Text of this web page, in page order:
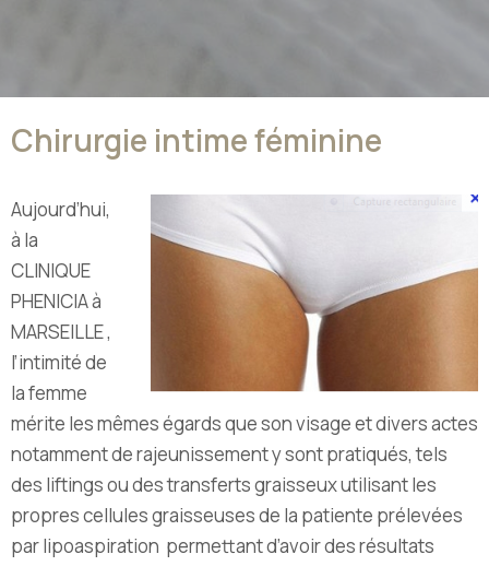
Chirurgie intime féminine
Aujourd’hui,
à la
CLINIQUE
PHENICIA à
MARSEILLE ,
l’intimité de
la femme
mérite les mêmes égards que son visage et divers actes
notamment de rajeunissement y sont pratiqués, tels
des liftings ou des transferts graisseux utilisant les
propres cellules graisseuses de la patiente prélevées
par lipoaspiration permettant d’avoir des résultats